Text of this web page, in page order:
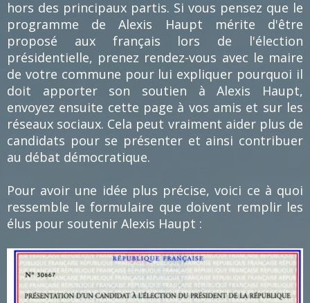
hors des principaux partis. Si vous pensez que le
programme de Alexis Haupt mérite d'être
proposé aux français lors de l'élection
présidentielle, prenez rendez-vous avec le maire
de votre commune pour lui expliquer pourquoi il
doit apporter son soutien à Alexis Haupt,
envoyez ensuite cette page à vos amis et sur les
réseaux sociaux. Cela peut vraiment aider plus de
candidats pour se présenter et ainsi contribuer
au débat démocratique.
Pour avoir une idée plus précise, voici ce à quoi
ressemble le formulaire que doivent remplir les
élus pour soutenir Alexis Haupt :